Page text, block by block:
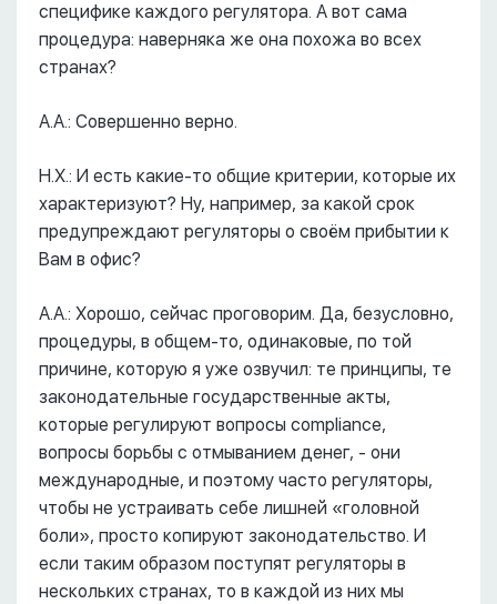
специфике каждого регулятора. А вот сама
процедура: наверняка же она похожа во всех
странах?
А.А.: Совершенно верно.
Н.Х.: И есть какие-то общие критерии, которые их
характеризуют? Ну, например, за какой срок
предупреждают регуляторы о своём прибытии к
Вам в офис?
А.А.: Хорошо, сейчас проговорим. Да, безусловно,
процедуры, в общем-то, одинаковые, по той
причине, которую я уже озвучил: те принципы, те
законодательные государственные акты,
которые регулируют вопросы compliance,
вопросы борьбы с отмыванием денег, - они
международные, и поэтому часто регуляторы,
чтобы не устраивать себе лишней «головной
боли», просто копируют законодательство. И
если таким образом поступят регуляторы в
нескольких странах, то в каждой из них мы